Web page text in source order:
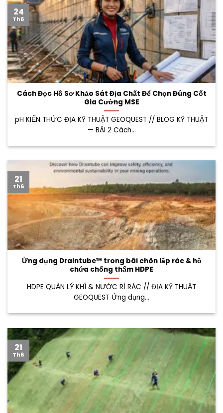
Cách Đọc Hồ Sơ Khảo Sát Địa Chất Để Chọn Đúng Cốt
Gia Cường MSE
pH KIẾN THỨC ĐỊA KỸ THUẬT GEOQUEST // BLOG KỸ THUẬT
— BÀI 2 Cách...
24
Th6
Ứng dụng Draintube™ trong bãi chôn lấp rác & hồ
chứa chống thấm HDPE
HDPE QUẢN LÝ KHÍ & NƯỚC RỈ RÁC // ĐỊA KỸ THUẬT
GEOQUEST Ứng dụng...
21
Th6
21
Th6